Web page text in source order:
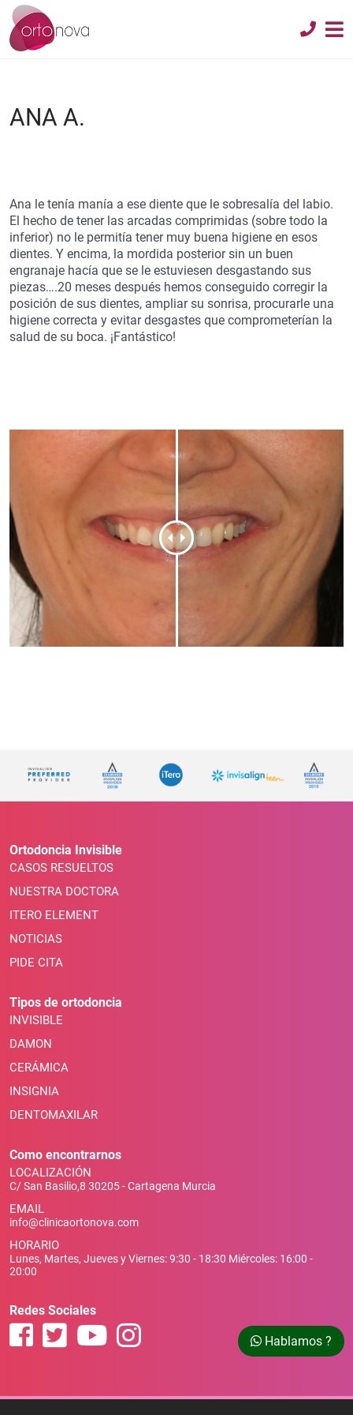
ANA A.
Ana le tenía manía a ese diente que le sobresalía del labio.
El hecho de tener las arcadas comprimidas (sobre todo la
inferior) no le permitía tener muy buena higiene en esos
dientes. Y encima, la mordida posterior sin un buen
engranaje hacía que se le estuviesen desgastando sus
piezas….20 meses después hemos conseguido corregir la
posición de sus dientes, ampliar su sonrisa, procurarle una
higiene correcta y evitar desgastes que comprometerían la
salud de su boca. ¡Fantástico!
Ortodoncia Invisible
CASOS RESUELTOS
NUESTRA DOCTORA
ITERO ELEMENT
NOTICIAS
PIDE CITA
Tipos de ortodoncia
INVISIBLE
DAMON
CERÁMICA
INSIGNIA
DENTOMAXILAR
Como encontrarnos
LOCALIZACIÓN
C/ San Basilio,8 30205 - Cartagena Murcia
EMAIL
info@clinicaortonova.com
HORARIO
Lunes, Martes, Jueves y Viernes: 9:30 - 18:30 Miércoles: 16:00 -
20:00
Redes Sociales
Hablamos ?